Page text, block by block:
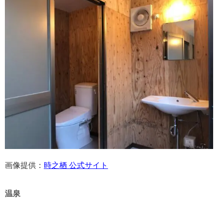
画像提供： 時之栖 公式サイト
温泉